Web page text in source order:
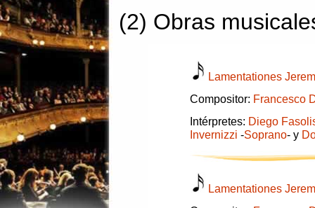
(2) Obras
Lamentationes
Compositor: Francesco
Intérpretes: Diego
Invernizzi -Soprano- y
Lamentationes